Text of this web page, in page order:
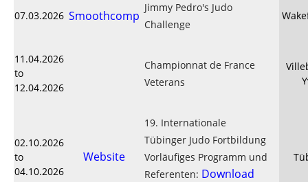
07.03.2026 Smoothcomp
Jimmy Pedro's Judo
Challenge
11.04.2026
to
12.04.2026
Championnat de France
Veterans
02.10.2026
to
04.10.2026
Website
19. Internationale
Tübinger Judo Fortbildung
Vorläufiges Programm und
Referenten: Download